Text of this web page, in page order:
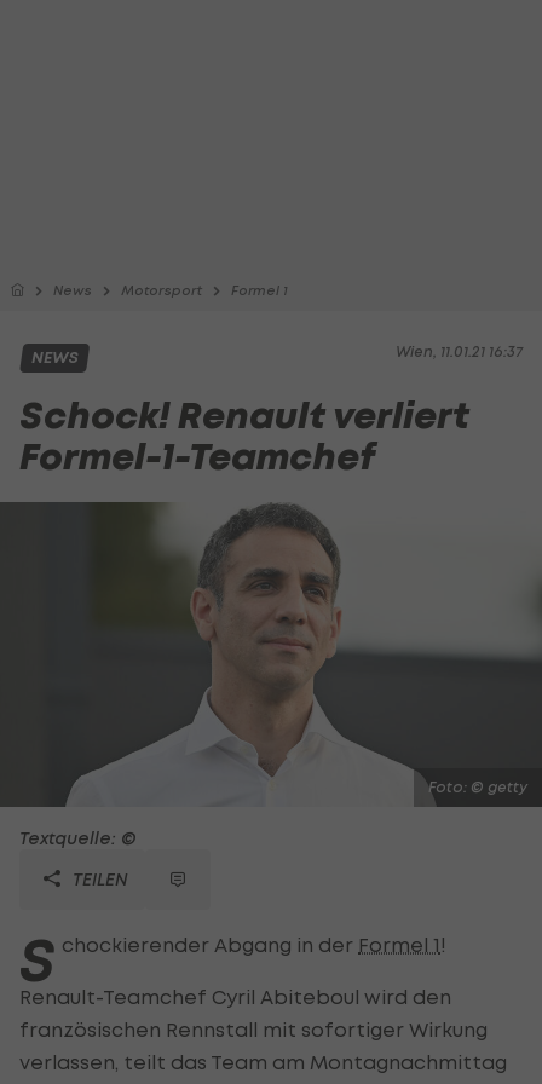
News Motorsport Formel 1
Wien, 11.01.21 16:37
NEWS
Schock! Renault verliert
Formel-1-Teamchef
Foto: © getty
Textquelle: ©
TEILEN
S chockierender Abgang in der Formel 1 !
Renault-Teamchef Cyril Abiteboul wird den
französischen Rennstall mit sofortiger Wirkung
verlassen, teilt das Team am Montagnachmittag